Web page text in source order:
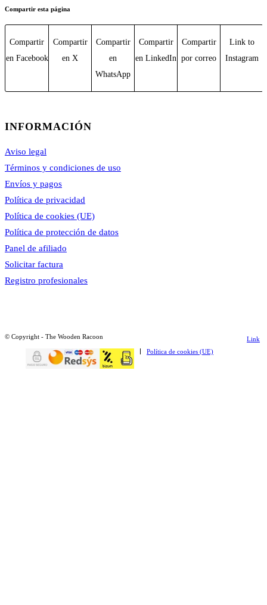
Compartir esta página
Compartir
en Facebook
Compartir
en X
Compartir
en
WhatsApp
Compartir
en LinkedIn
Compartir
por correo
Link to
Instagram
INFORMACIÓN
Aviso legal
Términos y condiciones de uso
Envíos y pagos
Política de privacidad
Política de cookies (UE)
Política de protección de datos
Panel de afiliado
Solicitar factura
Registro profesionales
© Copyright - The Wooden Racoon Link
Política de cookies (UE)